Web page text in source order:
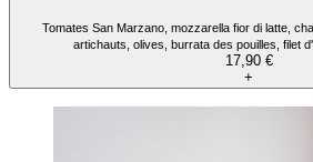
Tomates San Marzano, mozzarella fior di latte,
artichauts, olives, burrata des pouilles, filet
17,90 €
+